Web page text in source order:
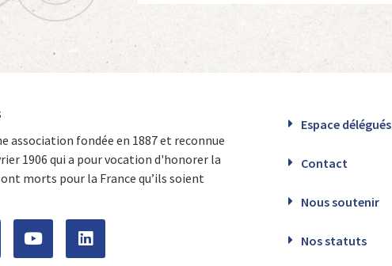
association fondée en 1887 et reconnue
1906 qui a pour vocation d'honorer la
morts pour la France qu’ils soient
Espace délégués
Contact
Nous soutenir
Nos statuts